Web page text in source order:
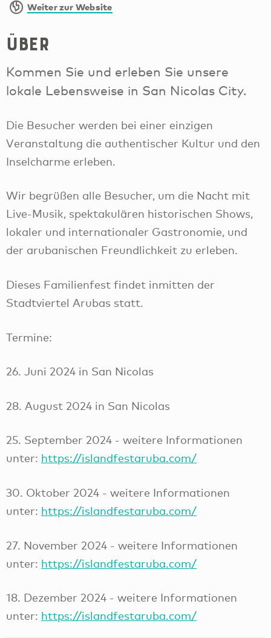
Weiter zur Website
Über
Kommen Sie und erleben Sie unsere
lokale Lebensweise in San Nicolas City.
Die Besucher werden bei einer einzigen
Veranstaltung die authentischer Kultur und den
Inselcharme erleben.
Wir begrüßen alle Besucher, um die Nacht mit
Live-Musik, spektakulären historischen Shows,
lokaler und internationaler Gastronomie, und
der arubanischen Freundlichkeit zu erleben.
Dieses Familienfest findet inmitten der
Stadtviertel Arubas statt.
Termine:
26. Juni 2024 in San Nicolas
28. August 2024 in San Nicolas
25. September 2024 - weitere Informationen
unter: https://islandfestaruba.com/
30. Oktober 2024 - weitere Informationen
unter: https://islandfestaruba.com/
27. November 2024 - weitere Informationen
unter: https://islandfestaruba.com/
18. Dezember 2024 - weitere Informationen
unter: https://islandfestaruba.com/